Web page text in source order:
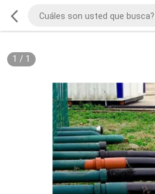
1 / 1